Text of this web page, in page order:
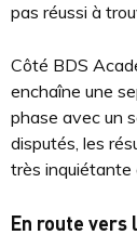
pas réussi à
Côté BDS
enchaîne une
phase avec un
disputés, les
très inquiétante
En route vers